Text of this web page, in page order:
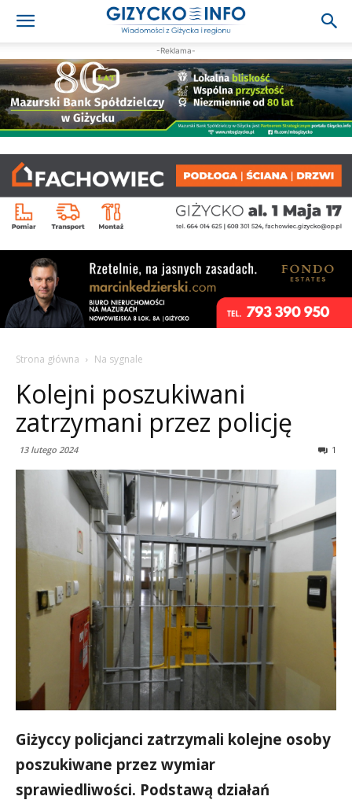
-Reklama-
Strona główna Na sygnale
Kolejni poszukiwani
zatrzymani przez policję
13 lutego 2024 1
Giżyccy policjanci zatrzymali kolejne osoby
poszukiwane przez wymiar
sprawiedliwości. Podstawą działań